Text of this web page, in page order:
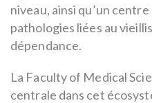
niveau, ainsi qu’un
pathologies liées au
dépendance.
La Faculty of Medical
centrale dans cet